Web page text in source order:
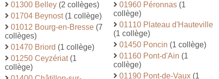
01300 Belley (2 collèges)
01704 Beynost(1 collège)
01012 Bourg-en-Bresse (7
collèges)
01470 Briord (1 collège)
01250 Ceyzériat(1
collège)
01960 Péronnas (1
collège)
01110 Plateau d'Hauteville
(1 collège)
01450 Poncin (1 collège)
01160 Pont-d'Ain (1
collège)
01190 Pont-de-Vaux (1